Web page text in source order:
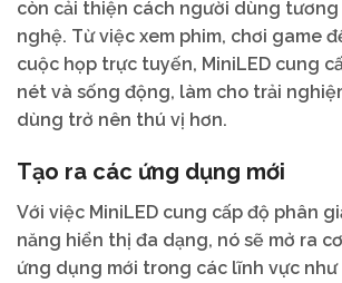
còn cải thiện cách người dùng
nghệ. Từ việc xem phim, chơi game
cuộc họp trực tuyến, MiniLED cung
nét và sống động, làm cho trải
dùng trở nên thú vị hơn.
Tạo ra các ứng dụng mới
Với việc MiniLED cung cấp độ phân
năng hiển thị đa dạng, nó sẽ mở ra
ứng dụng mới trong các lĩnh vực như